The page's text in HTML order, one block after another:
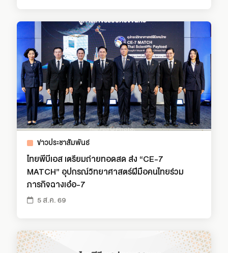
ข่าวประชาสัมพันธ์
ไทยพีบีเอส เตรียมถ่ายทอดสด ส่ง “CE-7
MATCH” อุปกรณ์วิทยาศาสตร์ฝีมือคนไทยร่วม
ภารกิจฉางเอ๋อ-7
5 ส.ค. 69